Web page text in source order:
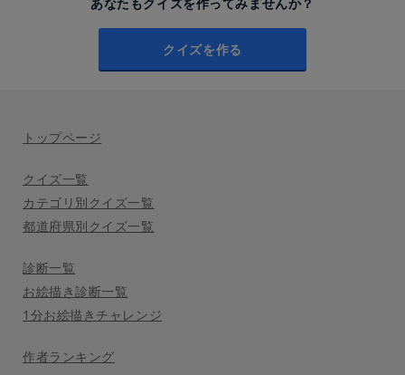
あなたもクイズを作ってみませんか？
クイズを作る
トップページ
クイズ一覧
カテゴリ別クイズ一覧
都道府県別クイズ一覧
診断一覧
お絵描き診断一覧
1分お絵描きチャレンジ
作者ランキング